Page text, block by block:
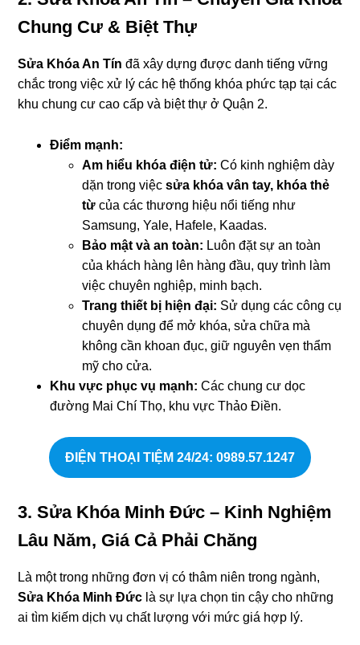
Chung Cư & Biệt Thự
Sửa Khóa An Tín đã xây dựng được danh tiếng vững
chắc trong việc xử lý các hệ thống khóa phức tạp tại các
khu chung cư cao cấp và biệt thự ở Quận 2.
Điểm mạnh:
Am hiểu khóa điện tử: Có kinh nghiệm dày
dặn trong việcsửa khóa vân tay, khóa thẻ
từ của các thương hiệu nổi tiếng như
Samsung, Yale, Hafele, Kaadas.
Bảo mật và an toàn: Luôn đặt sự an toàn
của khách hàng lên hàng đầu, quy trình làm
việc chuyên nghiệp, minh bạch.
Trang thiết bị hiện đại: Sử dụng các công cụ
chuyên dụng để mở khóa, sửa chữa mà
không cần khoan đục, giữ nguyên vẹn thẩm
mỹ cho cửa.
Khu vực phục vụ mạnh: Các chung cư dọc
đường Mai Chí Thọ, khu vực Thảo Điền.
ĐIỆN THOẠI TIỆM 24/24: 0989.57.1247
3. Sửa Khóa Minh Đức – Kinh Nghiệm
Lâu Năm, Giá Cả Phải Chăng
Là một trong những đơn vị có thâm niên trong ngành,
Sửa Khóa Minh Đức là sự lựa chọn tin cậy cho những
ai tìm kiếm dịch vụ chất lượng với mức giá hợp lý.